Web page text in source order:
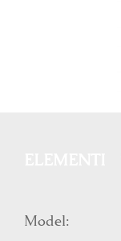
Model: